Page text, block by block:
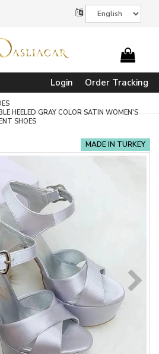
Login Order Tracking
HEELED GRAY COLOR SATIN WOMEN'S
SHOES
MADE IN TURKEY